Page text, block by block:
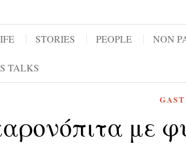
STORIES PEOPLE NON
TALKS
με